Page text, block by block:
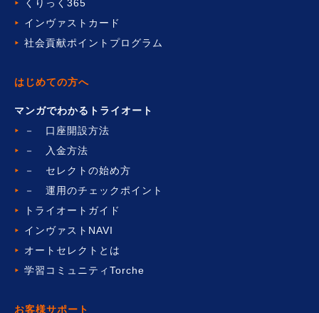
くりっく365
インヴァストカード
社会貢献ポイントプログラム
はじめての方へ
マンガでわかるトライオート
－ 口座開設方法
－ 入金方法
－ セレクトの始め方
－ 運用のチェックポイント
トライオートガイド
インヴァストNAVI
オートセレクトとは
学習コミュニティTorche
お客様サポート